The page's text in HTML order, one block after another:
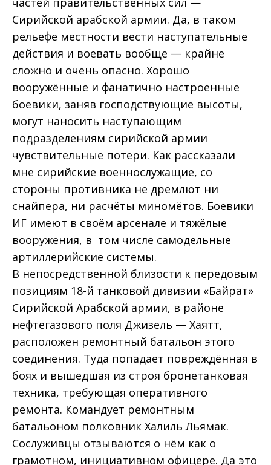
Сирийской арабской армии. Да, в таком
рельефе местности вести наступательные
действия и воевать вообще — крайне
сложно и очень опасно. Хорошо
вооружённые и фанатично настроенные
боевики, заняв господствующие высоты,
могут наносить наступающим
подразделениям сирийской армии
чувствительные потери. Как рассказали
мне сирийские военнослужащие, со
стороны противника не дремлют ни
снайпера, ни расчёты миномётов. Боевики
ИГ имеют в своём арсенале и тяжёлые
вооружения, в том числе самодельные
артиллерийские системы.
В непосредственной близости к передовым
позициям 18-й танковой дивизии «Байрат»
Сирийской Арабской армии, в районе
нефтегазового поля Джизель — Хаятт,
расположен ремонтный батальон этого
соединения. Туда попадает повреждённая в
боях и вышедшая из строя бронетанковая
техника, требующая оперативного
ремонта. Командует ремонтным
батальоном полковник Халиль Льямак.
Сослуживцы отзываются о нём как о
грамотном, инициативном офицере. Да это